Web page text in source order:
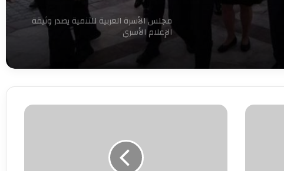
مجلس الأسرة العربية للتنمية يصدر وثيقة
الإعلام الأسري
7 سبتمبر.. حفل توقيع ومناقشة كتاب
“قبل المأذون” للدكتورة آمال إبراهيم
طرح